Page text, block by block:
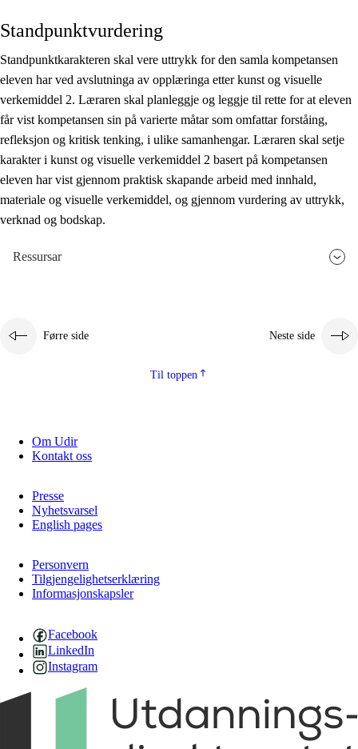
Standpunktvurdering
Standpunktkarakteren skal vere uttrykk for den samla kompetansen
eleven har ved avslutninga av opplæringa etter kunst og visuelle
verkemiddel 2. Læraren skal planleggje og leggje til rette for at eleven
får vist kompetansen sin på varierte måtar som omfattar forståing,
refleksjon og kritisk tenking, i ulike samanhengar. Læraren skal setje
karakter i kunst og visuelle verkemiddel 2 basert på kompetansen
eleven har vist gjennom praktisk skapande arbeid med innhald,
materiale og visuelle verkemiddel, og gjennom vurdering av uttrykk,
verknad og bodskap.
Ressursar
Førre side Neste side
Til toppen
Om Udir
Kontakt oss
Presse
Nyhetsvarsel
English pages
Personvern
Tilgjengelighetserklæring
Informasjonskapsler
Facebook
LinkedIn
Instagram